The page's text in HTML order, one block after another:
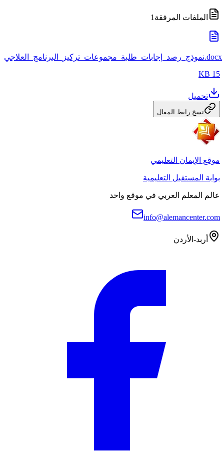
الملفات المرفقة 1
نموذج_رصد_إجابات_طلبة_مجموعات_تركيز_البرنامج_العلاجي.docx
15 KB
تحميل
نسخ رابط المقال
موقع الإيمان التعليمي
بوابة المستقبل التعليمية
عالم المعلم العربي في موقع واحد
info@alemancenter.com
أربد-الأردن